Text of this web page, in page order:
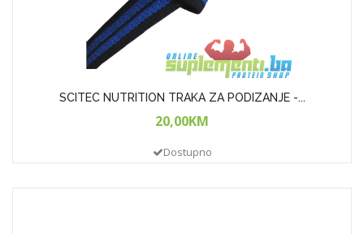
SCITEC NUTRITION TRAKA ZA PODIZANJE -...
20,00KM
Dostupno